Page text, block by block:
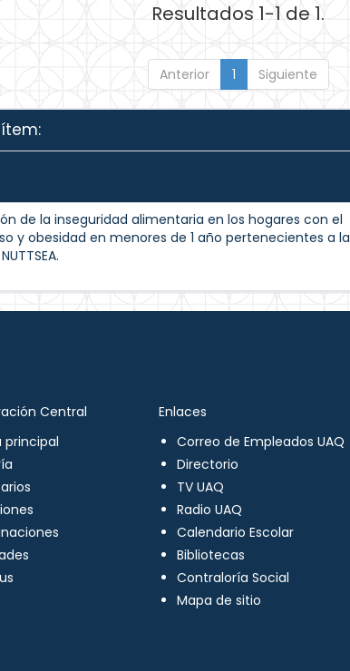
Resultados 1-1 de 1.
Anterior 1 Siguiente
de la inseguridad alimentaria en los hogares con el
y obesidad en menores de 1 año pertenecientes a la
Central
principal
Enlaces
Correo de Empleados UAQ
Directorio
TV UAQ
Radio UAQ
Calendario Escolar
Bibliotecas
Contraloría Social
Mapa de sitio